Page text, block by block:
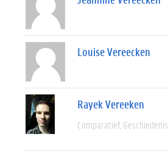
Louise Vereecken
Rayek Vereeken
Comparatief Geschiedenis